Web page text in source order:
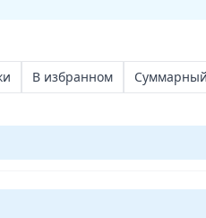
В избранном Суммарный